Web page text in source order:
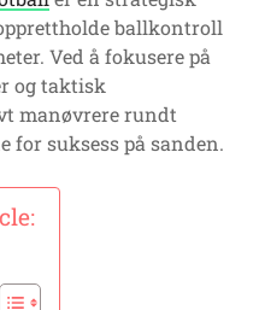
ballkontroll
Ved å fokusere på
og taktisk
manøvrere rundt
for suksess på sanden.